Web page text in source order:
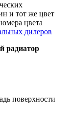
и тот же цвет
цвета
дилеров
радиатор
поверхности